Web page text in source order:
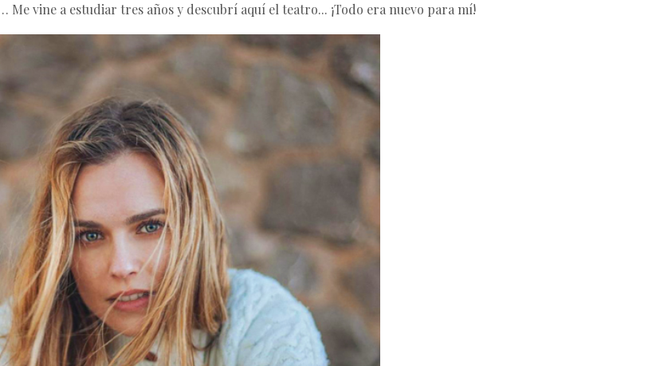
vine a estudiar tres años y descubrí aquí el teatro... ¡Todo era nuevo para mí!